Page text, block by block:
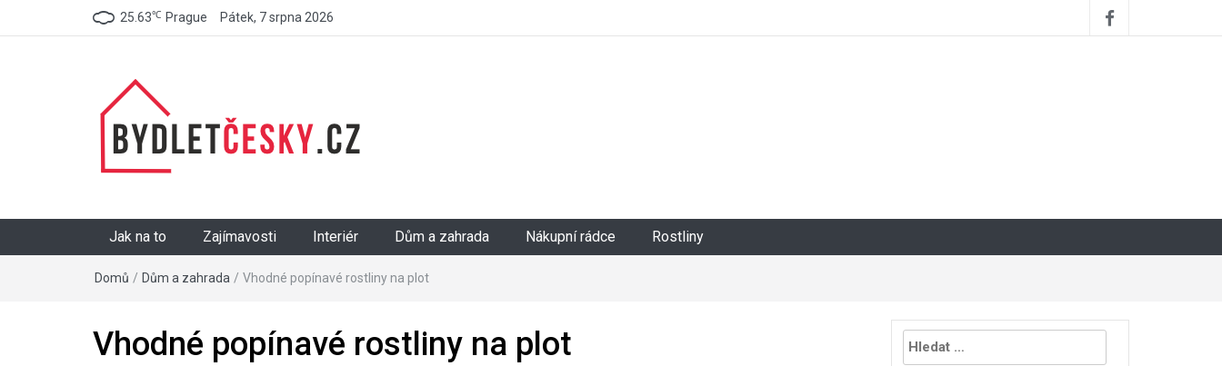
25.63℃ Prague Pátek, 7 srpna 2026
Jak na to Zajímavosti Interiér Dům a zahrada Nákupní rádce Rostliny
Domů / Dům a zahrada / Vhodné popínavé rostliny na plot
Vhodné popínavé rostliny na plot Vyhledávání